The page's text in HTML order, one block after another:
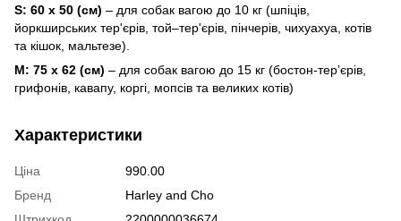
S: 60 х 50 (см) – для собак вагою до 10 кг (шпіців,
йоркширських тер'єрів, той–тер'єрів, пінчерів, чихуахуа, котів
та кішок, мальтезе).
M: 75 х 62 (см) – для собак вагою до 15 кг (бостон-терʼєрів,
грифонів, кавапу, коргі, мопсів та великих котів)
Характеристики
Ціна
990.00
Бренд
Harley and Cho